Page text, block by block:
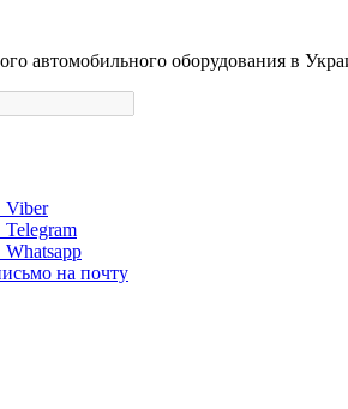
автомобильного оборудования в